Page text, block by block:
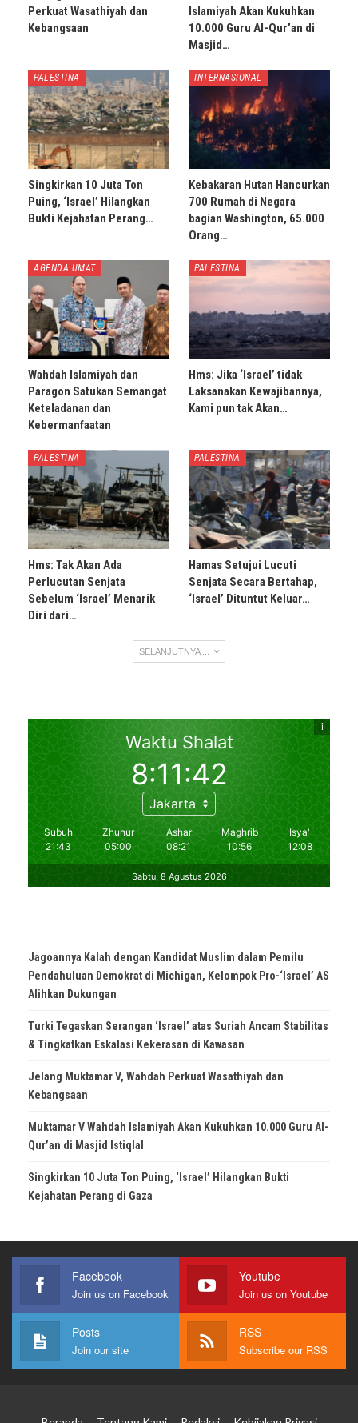
Perkuat Wasathiyah dan
Kebangsaan
Islamiyah Akan Kukuhkan
10.000 Guru Al-Qur’an di
Masjid…
PALESTINA
Singkirkan 10 Juta Ton
Puing, ‘Israel’ Hilangkan
Bukti Kejahatan Perang…
INTERNASIONAL
Kebakaran Hutan Hancurkan
700 Rumah di Negara
bagian Washington, 65.000
Orang…
AGENDA UMAT
Wahdah Islamiyah dan
Paragon Satukan Semangat
Keteladanan dan
Kebermanfaatan
PALESTINA
Hms: Jika ‘Israel’ tidak
Laksanakan Kewajibannya,
Kami pun tak Akan…
PALESTINA
Hms: Tak Akan Ada
Perlucutan Senjata
Sebelum ‘Israel’ Menarik
Diri dari…
PALESTINA
Hamas Setujui Lucuti
Senjata Secara Bertahap,
‘Israel’ Dituntut Keluar…
SELANJUTNYA ...
Jagoannya Kalah dengan Kandidat Muslim dalam Pemilu
Pendahuluan Demokrat di Michigan, Kelompok Pro-‘Israel’ AS
Alihkan Dukungan
Turki Tegaskan Serangan ‘Israel’ atas Suriah Ancam Stabilitas
& Tingkatkan Eskalasi Kekerasan di Kawasan
Jelang Muktamar V, Wahdah Perkuat Wasathiyah dan
Kebangsaan
Muktamar V Wahdah Islamiyah Akan Kukuhkan 10.000 Guru Al-
Qur’an di Masjid Istiqlal
Singkirkan 10 Juta Ton Puing, ‘Israel’ Hilangkan Bukti
Kejahatan Perang di Gaza
Facebook
Join us on Facebook
Youtube
Join us on Youtube
Posts
Join our site
RSS
Subscribe our RSS